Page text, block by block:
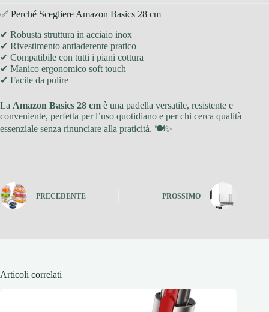
✅ Perché Scegliere Amazon Basics 28 cm
✔ Robusta struttura in acciaio inox
✔ Rivestimento antiaderente pratico
✔ Compatibile con tutti i piani cottura
✔ Manico ergonomico soft touch
✔ Facile da pulire
La Amazon Basics 28 cm è una padella versatile, resistente e
conveniente, perfetta per l’uso quotidiano e per chi cerca qualità
essenziale senza rinunciare alla praticità. 🍽️✨
PRECEDENTE PROSSIMO
Articoli correlati